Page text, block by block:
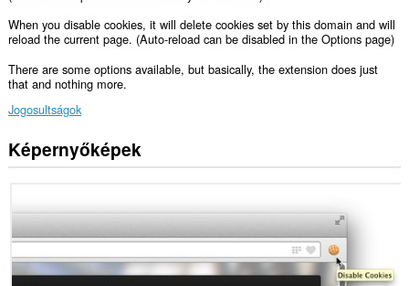
When you disable cookies, it will delete cookies set by this domain and will
reload the current page. (Auto-reload can be disabled in the Options page)
There are some options available, but basically, the extension does just
that and nothing more.
Jogosultságok
Ez
a
az
adatához
az
webhelyen.
Képernyőképek